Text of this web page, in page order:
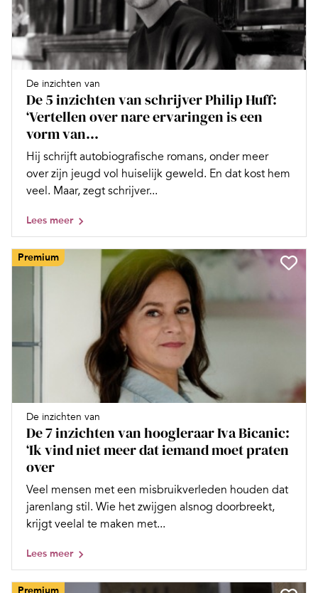
De inzichten van
De 5 inzichten van schrijver Philip Huff:
‘Vertellen over nare ervaringen is een
vorm van...
Hij schrijft autobiografische romans, onder meer
over zijn jeugd vol huiselijk geweld. En dat kost hem
veel. Maar, zegt schrijver...
Lees meer
Premium
De inzichten van
De 7 inzichten van hoogleraar Iva Bicanic:
‘Ik vind niet meer dat iemand moet praten
over
Veel mensen met een misbruikverleden houden dat
jarenlang stil. Wie het zwijgen alsnog doorbreekt,
krijgt veelal te maken met...
Lees meer
Premium